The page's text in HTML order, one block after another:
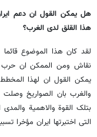
هذا القلق لدى الغرب؟
لقد کان هذا الموضوع
یمکن القول ان لهذا
والغرب بان الصواریخ
بتلک القوة والاهمیة
التی اختبرتها ایران مؤخرا